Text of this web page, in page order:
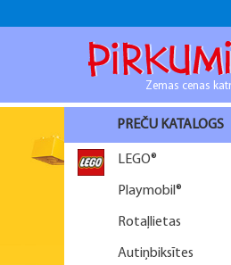
Zemas cenas
PREČU KATALOGS
LEGO®
Playmobil®
Rotaļlietas
Autiņbiksītes